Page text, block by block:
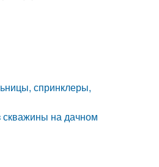
спринклеры,
скважины на дачном